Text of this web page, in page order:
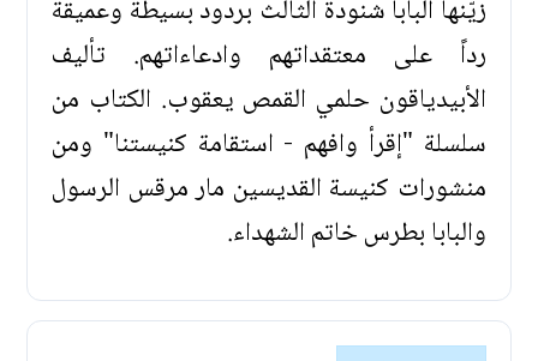
زيّنها البابا شنودة الثالث بردود بسيطة وعميقة
رداً على معتقداتهم وادعاءاتهم. تأليف
الأبيدياقون حلمي القمص يعقوب. الكتاب من
سلسلة "إقرأ وافهم - استقامة كنيستنا" ومن
منشورات كنيسة القديسين مار مرقس الرسول
والبابا بطرس خاتم الشهداء.